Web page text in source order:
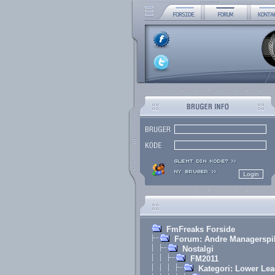
FmFreaks Forside
Forum: Andre Managerspil
Nostalgi
FM2011
Kategori: Lower